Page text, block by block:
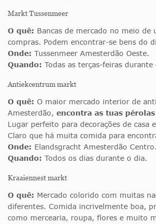
Markt Tussenmeer
O quê: Bancas de mercado no meio de
compras. Podem encontrar-se bens do
Onde: Tussenmeer Amesterdão Oeste.
Quando: Todas as terças-feiras durante
Antiekcentrum markt
O quê: O maior mercado interior de
Amesterdão, encontra as tuas
Lugar perfeito para decorações de casa
Claro que há muita comida para
Onde: Elandsgracht Amesterdão Centro.
Quando: Todos os dias durante o dia.
Kraaiennest markt
O quê: Mercado colorido com muitas
diferentes. Comida incrivelmente boa,
como mercearia, roupa, flores e muito